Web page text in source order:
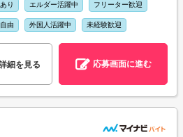
り エルダー活躍中 フリーター歓迎
由 外国人活躍中 未経験歓迎
細を見る 応募画面に進む